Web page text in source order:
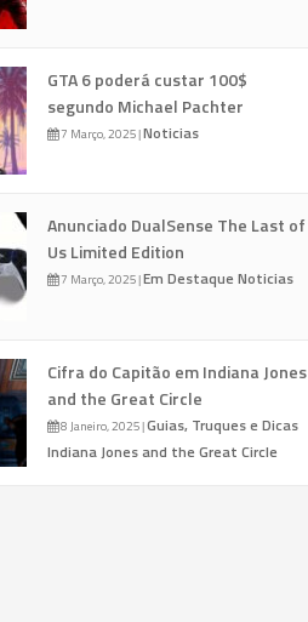
GTA 6 poderá custar 100$
segundo Michael Pachter
7 Março, 2025|Noticias
Anunciado DualSense The Last of
Us Limited Edition
7 Março, 2025|Em Destaque Noticias
Cifra do Capitão em Indiana Jones
and the Great Circle
8 Janeiro, 2025|Guias, Truques e Dicas
Indiana Jones and the Great Circle